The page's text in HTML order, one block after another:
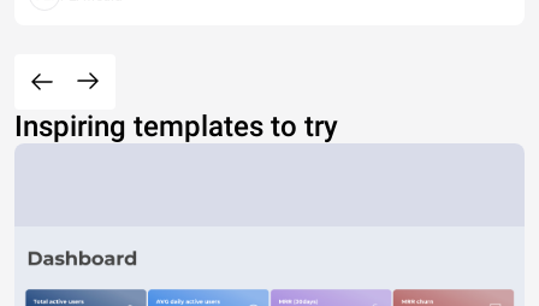
Inspiring templates to try